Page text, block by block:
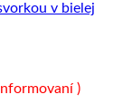
v bielej
)